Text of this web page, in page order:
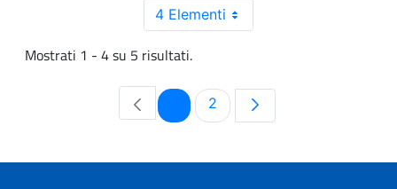
4 Elementi
Mostrati 1 - 4 su 5 risultati.
PaginaPagina
2